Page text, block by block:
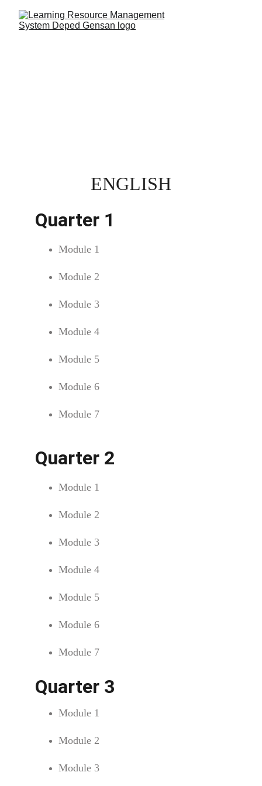
ENGLISH
Quarter 1
Quarter 2
Quarter 3
Module 1
Module 2
Module 3
Module 4
Module 5
Module 6
Module 7
Module 1
Module 2
Module 3
Module 4
Module 5
Module 6
Module 7
Module 1
Module 2
Module 3